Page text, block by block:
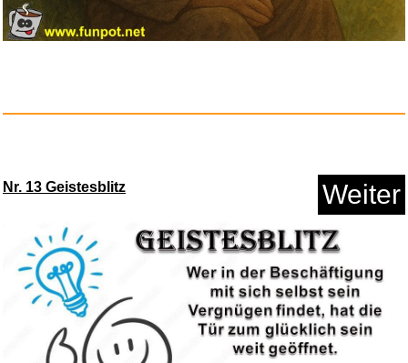
Der allergrößte SUD...
Anzeige
Nr. 13 Geistesblitz Weiter